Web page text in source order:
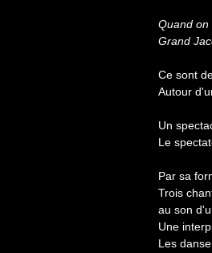
Quand on
Grand
Ce sont
Autour
Un
Le
Par sa
Trois
au son
Une
Les